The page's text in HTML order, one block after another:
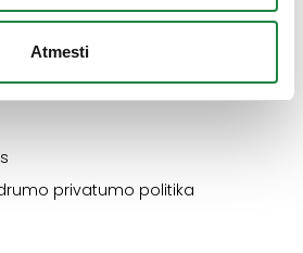
Atmesti
pirkimo taisyklės
privatumo politika